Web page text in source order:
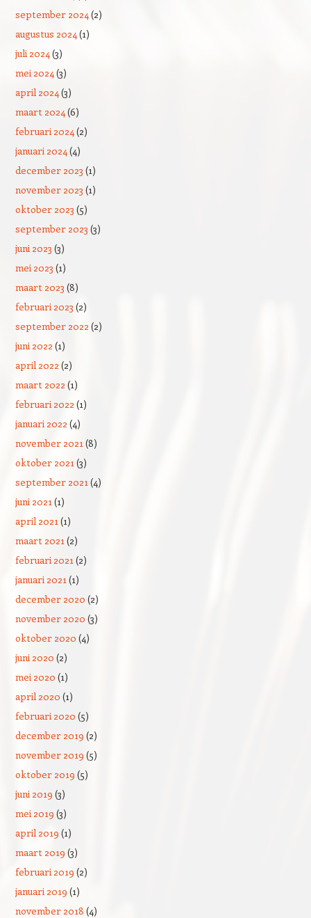
september 2024(2)
augustus 2024(1)
juli 2024(3)
mei 2024(3)
april 2024(3)
maart 2024(6)
februari 2024(2)
januari 2024(4)
december 2023 (1)
november 2023 (1)
oktober 2023 (5)
september 2023 (3)
juni 2023 (3)
mei 2023 (1)
maart 2023 (8)
februari 2023 (2)
september 2022 (2)
juni 2022 (1)
april 2022 (2)
maart 2022 (1)
februari 2022 (1)
januari 2022 (4)
november 2021(8)
oktober 2021(3)
september 2021(4)
juni 2021(1)
april 2021(1)
maart 2021(2)
februari 2021(2)
januari 2021(1)
december 2020 (2)
november 2020 (3)
oktober 2020 (4)
juni 2020 (2)
mei 2020 (1)
april 2020 (1)
februari 2020 (5)
december 2019 (2)
november 2019 (5)
oktober 2019 (5)
juni 2019 (3)
mei 2019 (3)
april 2019 (1)
maart 2019 (3)
februari 2019 (2)
januari 2019 (1)
november 2018 (4)